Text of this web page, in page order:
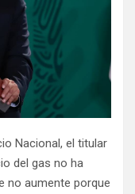
Nacional, el titular
del gas no ha
no aumente porque